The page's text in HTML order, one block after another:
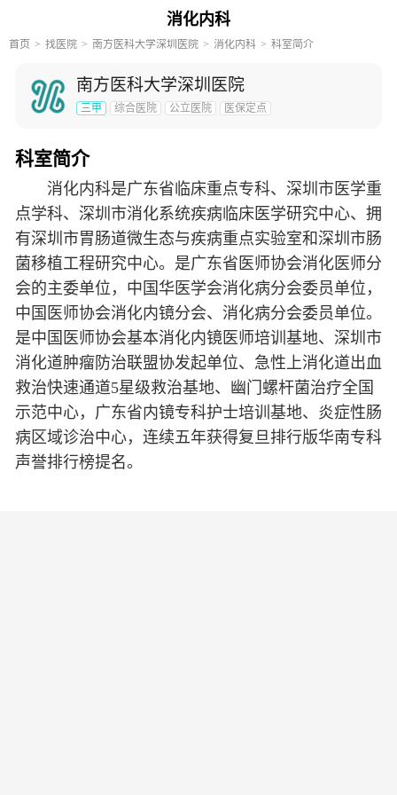
消化内科
首页 找医院 南方医科大学深圳医院 消化内科 科室简介
南方医科大学深圳医院
三甲 综合医院 公立医院 医保定点
科室简介
消化内科是广东省临床重点专科、深圳市医学重
点学科、深圳市消化系统疾病临床医学研究中心、拥
有深圳市胃肠道微生态与疾病重点实验室和深圳市肠
菌移植工程研究中心。是广东省医师协会消化医师分
会的主委单位，中国华医学会消化病分会委员单位，
中国医师协会消化内镜分会、消化病分会委员单位。
是中国医师协会基本消化内镜医师培训基地、深圳市
消化道肿瘤防治联盟协发起单位、急性上消化道出血
救治快速通道5星级救治基地、幽门螺杆菌治疗全国
示范中心，广东省内镜专科护士培训基地、炎症性肠
病区域诊治中心，连续五年获得复旦排行版华南专科
声誉排行榜提名。